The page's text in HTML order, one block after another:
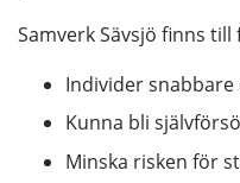
Samverk Sävsjö finns till
Individer
Kunna bli
Minska risken för